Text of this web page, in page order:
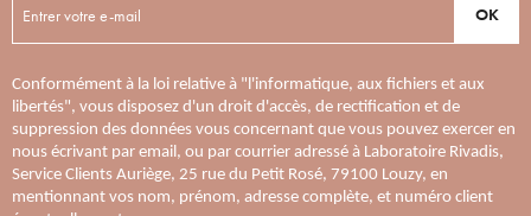
OK
Conformément à la loi relative à "l'informatique, aux fichiers et aux
libertés", vous disposez d'un droit d'accès, de rectification et de
suppression des données vous concernant que vous pouvez exercer en
nous écrivant par email, ou par courrier adressé à Laboratoire Rivadis,
Service Clients Auriège, 25 rue du Petit Rosé, 79100 Louzy, en
mentionnant vos nom, prénom, adresse complète, et numéro client